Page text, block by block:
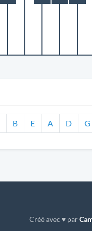
B E A D G
Créé avec ♥ par